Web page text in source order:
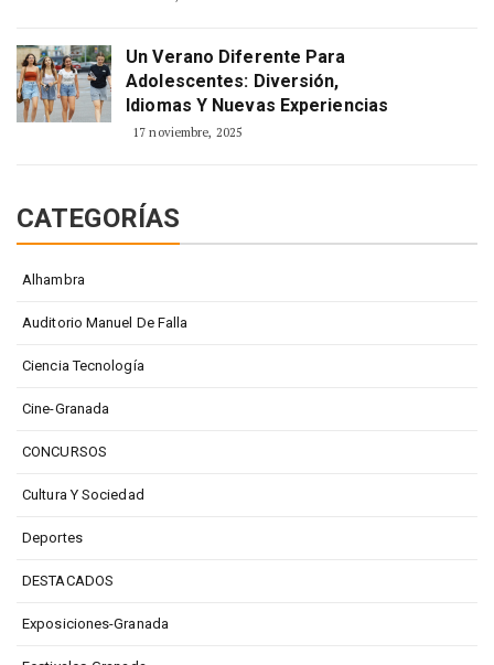
Un Verano Diferente Para
Adolescentes: Diversión,
Idiomas Y Nuevas Experiencias
17 noviembre, 2025
CATEGORÍAS
Alhambra
Auditorio Manuel De Falla
Ciencia Tecnología
Cine-Granada
CONCURSOS
Cultura Y Sociedad
Deportes
DESTACADOS
Exposiciones-Granada